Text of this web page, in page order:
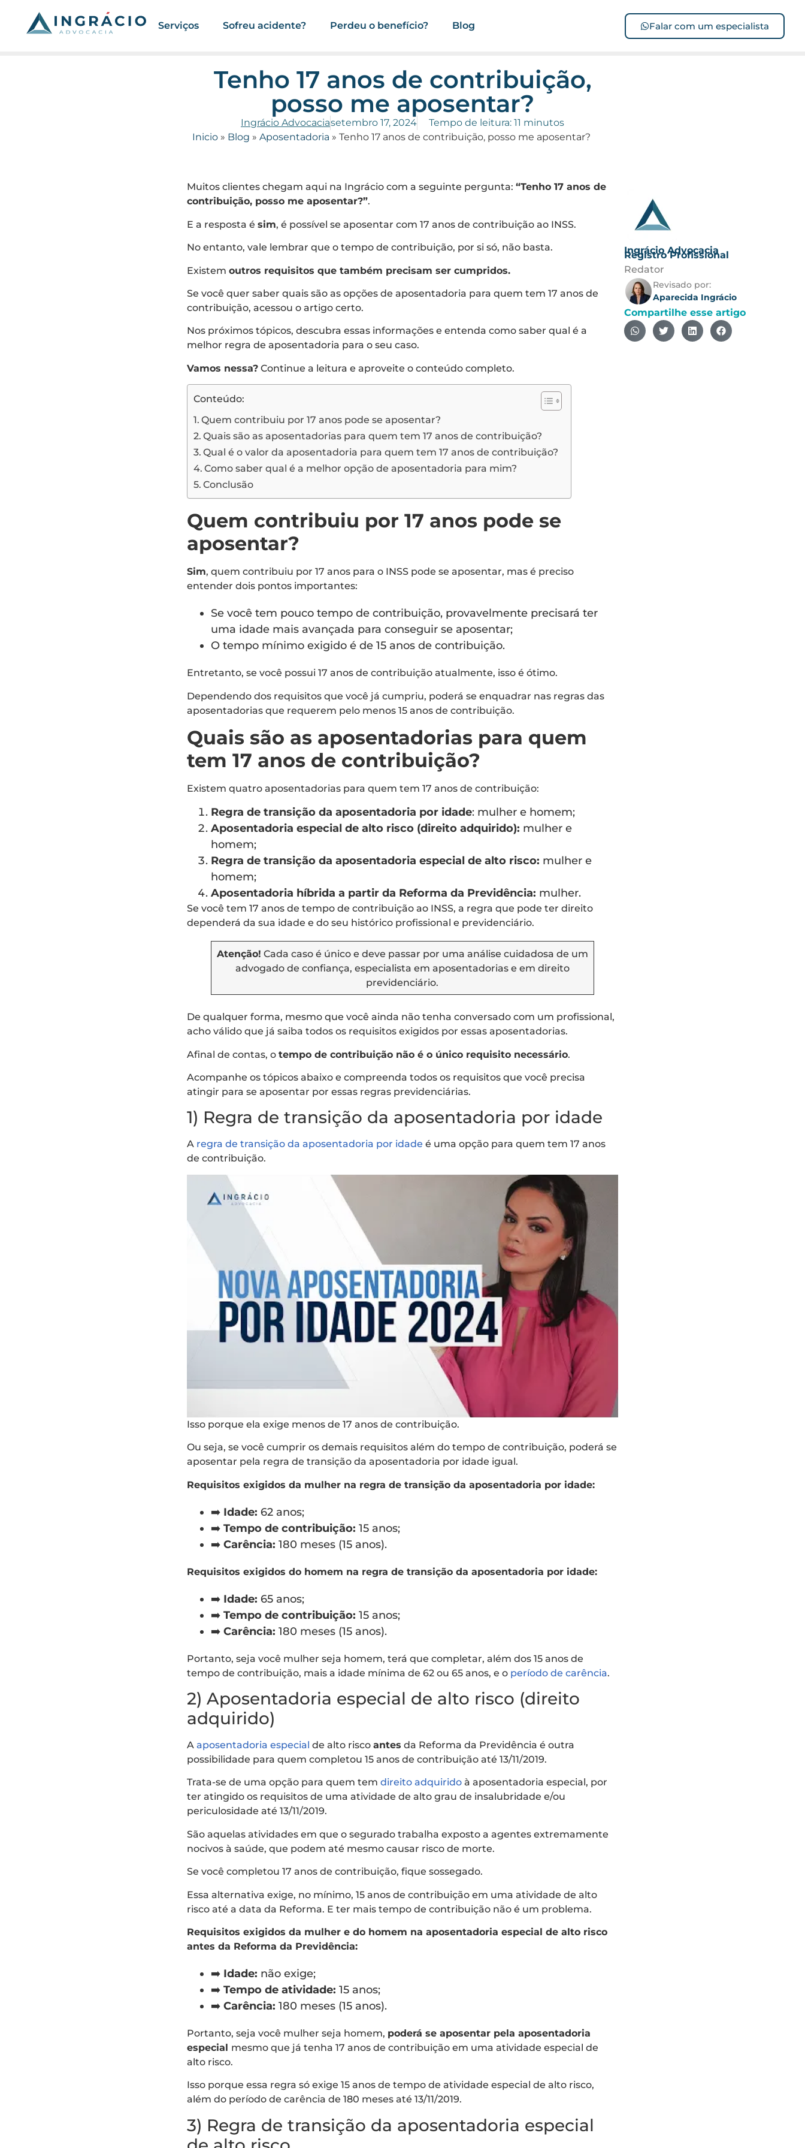
Serviços Sofreu acidente? Perdeu o benefício? Blog Falar com um especialista
Tenho 17 anos de contribuição,
posso me aposentar?
Ingrácio Advocaciasetembro 17, 2024
Tempo de leitura: 11 minutos
Inicio» Blog » Aposentadoria » Tenho 17 anos de contribuição, posso me aposentar?
Muitos clientes chegam aqui na Ingrácio com a seguinte pergunta: “Tenho 17 anos de
contribuição, posso me aposentar?”.
E a resposta é sim, é possível se aposentar com 17 anos de contribuição ao INSS.
No entanto, vale lembrar que o tempo de contribuição, por si só, não basta.
Existem outros requisitos que também precisam ser cumpridos.
Se você quer saber quais são as opções de aposentadoria para quem tem 17 anos de
contribuição, acessou o artigo certo.
Nos próximos tópicos, descubra essas informações e entenda como saber qual é a
melhor regra de aposentadoria para o seu caso.
Vamos nessa?Continue a leitura e aproveite o conteúdo completo.
Conteúdo:
Quem contribuiu por 17 anos pode se aposentar?
Quais são as aposentadorias para quem tem 17 anos de contribuição?
Qual é o valor da aposentadoria para quem tem 17 anos de contribuição?
Como saber qual é a melhor opção de aposentadoria para mim?
Conclusão
Quem contribuiu por 17 anos pode se
aposentar?
Sim, quem contribuiu por 17 anos para o INSS pode se aposentar, mas é preciso
entender dois pontos importantes:
Se você tem pouco tempo de contribuição, provavelmente precisará ter
uma idade mais avançada para conseguir se aposentar;
O tempo mínimo exigido é de 15 anos de contribuição.
Entretanto, se você possui 17 anos de contribuição atualmente, isso é ótimo.
Dependendo dos requisitos que você já cumpriu, poderá se enquadrar nas regras das
aposentadorias que requerem pelo menos 15 anos de contribuição.
Quais são as aposentadorias para quem
tem 17 anos de contribuição?
Existem quatro aposentadorias para quem tem 17 anos de contribuição:
Regra de transição da aposentadoria por idade: mulher e homem;
Aposentadoria especial de alto risco (direito adquirido): mulher e
homem;
Regra de transição da aposentadoria especial de alto risco: mulher e
homem;
Aposentadoria híbrida a partir da Reforma da Previdência: mulher.
Se você tem 17 anos de tempo de contribuição ao INSS, a regra que pode ter direito
dependerá da sua idade e do seu histórico profissional e previdenciário.
Atenção! Cada caso é único e deve passar por uma análise cuidadosa de um
advogado de confiança, especialista em aposentadorias e em direito
previdenciário.
De qualquer forma, mesmo que você ainda não tenha conversado com um profissional,
acho válido que já saiba todos os requisitos exigidos por essas aposentadorias.
Afinal de contas, o tempo de contribuição não é o único requisito necessário.
Acompanhe os tópicos abaixo e compreenda todos os requisitos que você precisa
atingir para se aposentar por essas regras previdenciárias.
1) Regra de transição da aposentadoria por idade
A regra de transição da aposentadoria por idade é uma opção para quem tem 17 anos
de contribuição.
Isso porque ela exige menos de 17 anos de contribuição.
Ou seja, se você cumprir os demais requisitos além do tempo de contribuição, poderá se
aposentar pela regra de transição da aposentadoria por idade igual.
Requisitos exigidos da mulher na regra de transição da aposentadoria por idade:
➡️ Idade: 62 anos;
➡️ Tempo de contribuição: 15 anos;
➡️ Carência: 180 meses (15 anos).
Requisitos exigidos do homem na regra de transição da aposentadoria por idade:
➡️ Idade: 65 anos;
➡️ Tempo de contribuição: 15 anos;
➡️ Carência: 180 meses (15 anos).
Portanto, seja você mulher seja homem, terá que completar, além dos 15 anos de
tempo de contribuição, mais a idade mínima de 62 ou 65 anos, e o período de carência.
2) Aposentadoria especial de alto risco (direito
adquirido)
A aposentadoria especial de alto risco antes da Reforma da Previdência é outra
possibilidade para quem completou 15 anos de contribuição até 13/11/2019.
Trata-se de uma opção para quem tem direito adquiridoà aposentadoria especial, por
ter atingido os requisitos de uma atividade de alto grau de insalubridade e/ou
periculosidade até 13/11/2019.
São aquelas atividades em que o segurado trabalha exposto a agentes extremamente
nocivos à saúde, que podem até mesmo causar risco de morte.
Se você completou 17 anos de contribuição, fique sossegado.
Essa alternativa exige, no mínimo, 15 anos de contribuição em uma atividade de alto
risco até a data da Reforma. E ter mais tempo de contribuição não é um problema.
Requisitos exigidos da mulher e do homem na aposentadoria especial de alto risco
antes da Reforma da Previdência:
➡️ Idade: não exige;
➡️ Tempo de atividade: 15 anos;
➡️ Carência: 180 meses (15 anos).
Portanto, seja você mulher seja homem, poderá se aposentar pela aposentadoria
especial mesmo que já tenha 17 anos de contribuição em uma atividade especial de
alto risco.
Isso porque essa regra só exige 15 anos de tempo de atividade especial de alto risco,
além do período de carência de 180 meses até 13/11/2019.
3) Regra de transição da aposentadoria especial
Ingrácio Advocacia
Registro Profissional
Redator
Revisado por:
Aparecida Ingrácio
Compartilhe esse artigo